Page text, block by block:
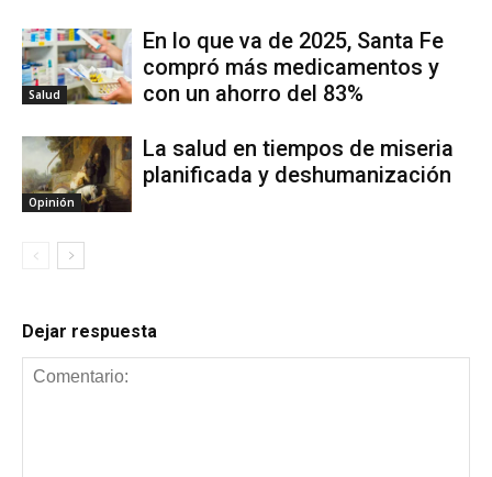
Salud
En lo que va de 2025, Santa Fe
compró más medicamentos y
con un ahorro del 83%
Opinión
La salud en tiempos de miseria
planificada y deshumanización
Dejar respuesta